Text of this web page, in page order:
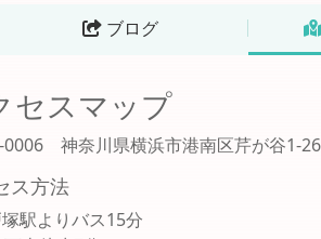
ブログ
セスマップ
0006 神奈川県横浜市港南区芹が谷1-
ス方法
塚駅よりバス15分